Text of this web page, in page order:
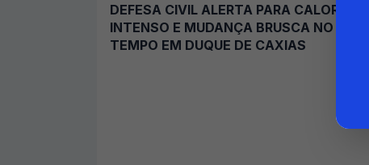
DEFESA CIVIL ALERTA PARA CALOR
INTENSO E MUDANÇA BRUSCA NO
TEMPO EM DUQUE DE CAXIAS